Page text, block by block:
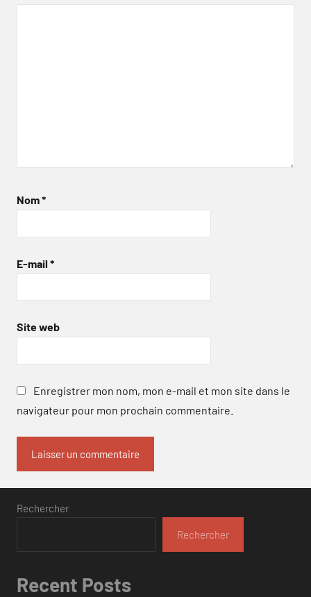
Nom*
E-mail *
Site web
Enregistrer mon nom, mon e-mail et mon site dans le
navigateur pour mon prochain commentaire.
Rechercher
Rechercher
Recent Posts